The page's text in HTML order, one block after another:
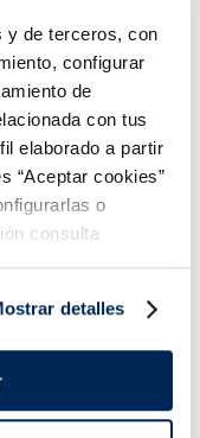
y de terceros, con
configurar
de
con tus
elaborado a partir
“Aceptar cookies”
o
consulta
detalles
bacalao MSC al
sal Premium
€ Pack 4 x 125 g
Añadir
de 10!